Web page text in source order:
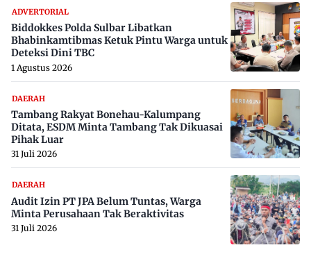
ADVERTORIAL
Biddokkes Polda Sulbar Libatkan
Bhabinkamtibmas Ketuk Pintu Warga untuk
Deteksi Dini TBC
1 Agustus 2026
DAERAH
Tambang Rakyat Bonehau-Kalumpang
Ditata, ESDM Minta Tambang Tak Dikuasai
Pihak Luar
31 Juli 2026
DAERAH
Audit Izin PT JPA Belum Tuntas, Warga
Minta Perusahaan Tak Beraktivitas
31 Juli 2026